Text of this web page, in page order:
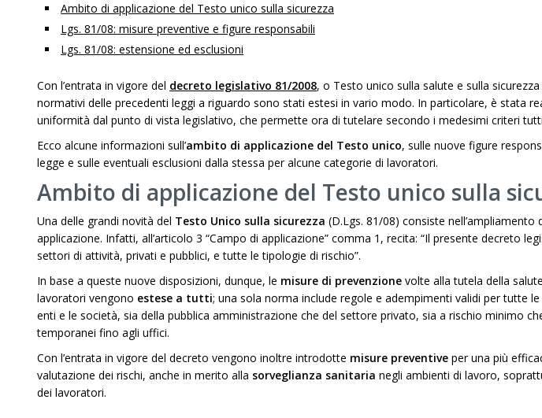
Ambito di applicazione del Testo unico sulla sicurezza
Lgs. 81/08: misure preventive e figure responsabili
Lgs. 81/08: estensione ed esclusioni
Con l’entrata in vigore del decreto legislativo 81/2008, o Testo unico sulla salute e sulla
normativi delle precedenti leggi a riguardo sono stati estesi in vario modo. In particolare, è stata
uniformità dal punto di vista legislativo, che permette ora di tutelare secondo i medesimi criteri
Ecco alcune informazioni sull’ambito di applicazione del Testo unico, sulle nuove figure
legge e sulle eventuali esclusioni dalla stessa per alcune categorie di lavoratori.
Ambito di applicazione del Testo unico sulla
Una delle grandi novità del Testo Unico sulla sicurezza (D.Lgs. 81/08) consiste nell’ampliamento
applicazione. Infatti, all’articolo 3 “Campo di applicazione” comma 1, recita: “Il presente decreto
settori di attività, privati e pubblici, e tutte le tipologie di rischio”.
In base a queste nuove disposizioni, dunque, le misure di prevenzione volte alla tutela della
lavoratori vengono estese a tutti; una sola norma include regole e adempimenti validi per tutte
enti e le società, sia della pubblica amministrazione che del settore privato, sia a rischio minimo
temporanei fino agli uffici.
Con l’entrata in vigore del decreto vengono inoltre introdotte misure preventive per una più
valutazione dei rischi, anche in merito alla sorveglianza sanitaria negli ambienti di lavoro,
dei lavoratori.